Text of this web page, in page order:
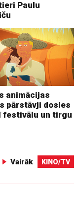
Paulu
animācijas
pārstāvji dosies
festivālu un tirgu
Vairāk KINO/TV